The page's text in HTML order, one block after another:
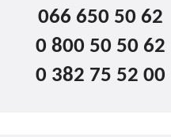
066 650 50 62
0 800 50 50 62
0 382 75 52 00